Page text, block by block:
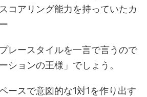
コアリング能力を持っていたカ
レースタイルを一言で言うので
ションの王様」でしょう。
ースで意図的な1対1を作り出す